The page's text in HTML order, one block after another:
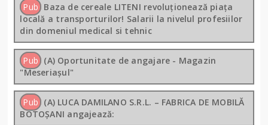
Pub Baza de cereale LITENI revoluționează piața
locală a transporturilor! Salarii la nivelul profesiilor
din domeniul medical si tehnic
Pub (A) Oportunitate de angajare - Magazin
"Meseriașul"
Pub (A) LUCA DAMILANO S.R.L. – FABRICA DE MOBILĂ
BOTOȘANI angajează: